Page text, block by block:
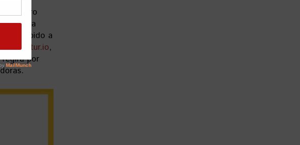
un futuro
, mega
ser subido a
,
regirá por